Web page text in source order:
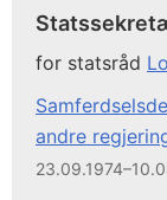
for statsråd
andre